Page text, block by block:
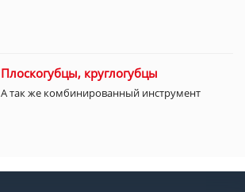
Плоскогубцы, круглогубцы
А так же комбинированный инструмент